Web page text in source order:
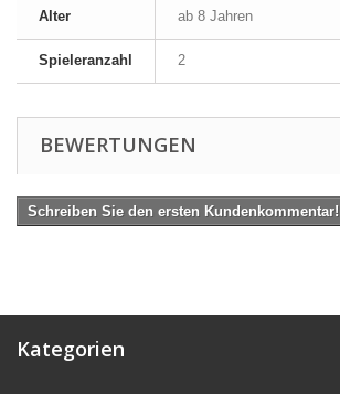
Alter ab 8 Jahren
Spieleranzahl 2
BEWERTUNGEN
Schreiben Sie den ersten Kundenkommentar!
Kategorien